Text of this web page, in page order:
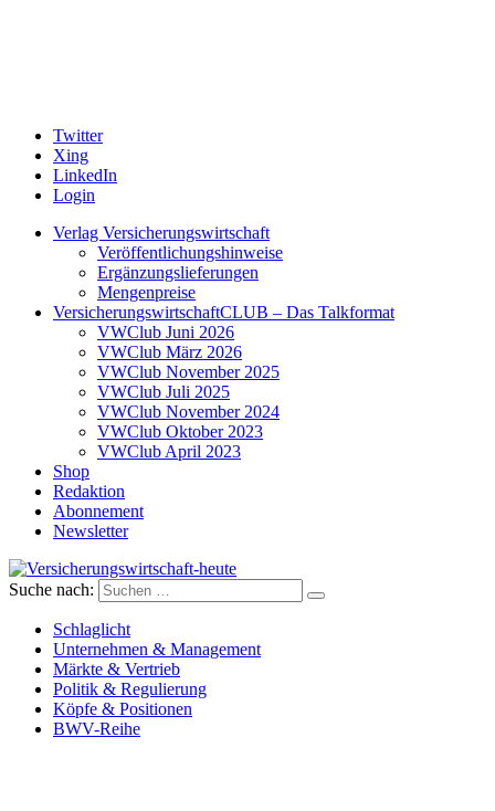
Twitter
Xing
LinkedIn
Login
Verlag Versicherungswirtschaft
Veröffentlichungshinweise
Ergänzungslieferungen
Mengenpreise
VersicherungswirtschaftCLUB – Das Talkformat
VWClub Juni 2026
VWClub März 2026
VWClub November 2025
VWClub Juli 2025
VWClub November 2024
VWClub Oktober 2023
VWClub April 2023
Shop
Redaktion
Abonnement
Newsletter
Versicherungswirtschaft-heute
Suche nach:
Schlaglicht
Unternehmen & Management
Märkte & Vertrieb
Politik & Regulierung
Köpfe & Positionen
BWV-Reihe